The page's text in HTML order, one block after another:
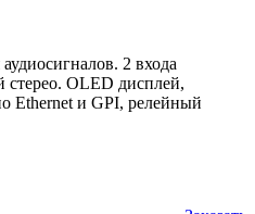
2 входа
OLED дисплей,
Ethernet и GPI, релейный